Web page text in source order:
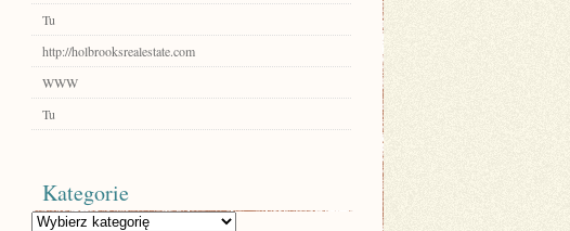
Tu
http://holbrooksrealestate.com
WWW
Tu
Kategorie
Kategorie